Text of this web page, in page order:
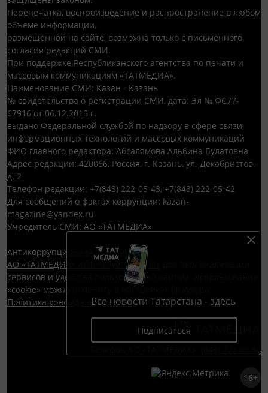
Все новости Татарстана - здесь
Подписаться
Перепечатка, воспроизведение и распространение в любом
объеме информации,
размещенной на сайте, возможна только с письменного
согласия редакций СМИ.
При поддержке Республиканского агентства по печати и
массовым коммуникациям «ТАТМЕДИА».
Наименование СМИ: Казан - Казань
№ свидетельства о регистрации СМИ, дата: Эл № ФС77-
67916 от 06.12.2016 г.
выдано Федеральной службой по надзору в сфере связи,
информационных технологий и массовых коммуникаций
ФИО главного редактора: Абсалямова Альбина Булатовна
Адрес редакции: 420066, Россия, г. Казань, ул. Декабристов,
д. 2
Телефон редакции: +7(843) 222-05-43, +7(843) 222-05-42
Для сообщений о фактах коррупции: kazan-
magazine@yandex.ru
Учредитель СМИ: АО «ТАТМЕДИА»
Антикоррупционная политика
АО «ТАТМЕДИА» использует «cookie»
сервисов и удобства пользователей сайтом. Использование
«cookie» можно отменить в настройках браузера.
Политика конфиденциальности
(843) 222 09 84
16+